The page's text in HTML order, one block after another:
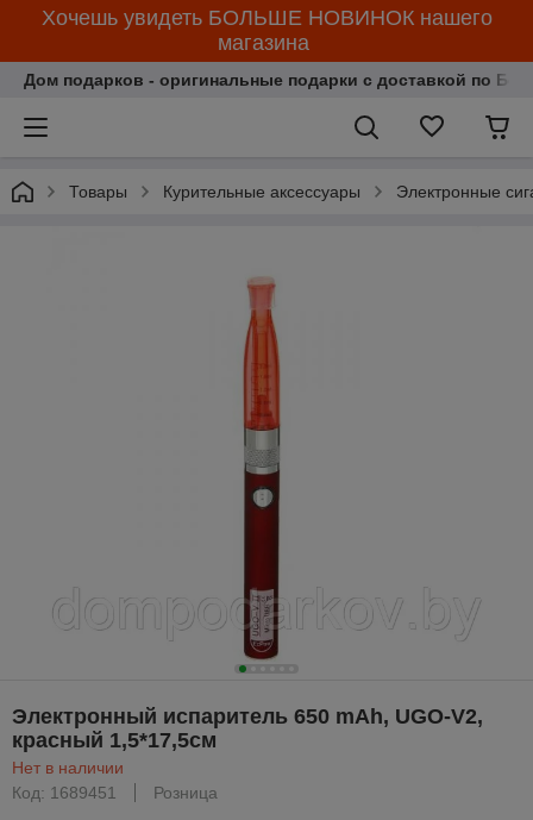
Хочешь увидеть БОЛЬШЕ НОВИНОК нашего
магазина
Дом подарков - оригинальные подарки с доставкой по
Товары Курительные аксессуары Электронные
Электронный испаритель 650 mAh, UGO-V2,
красный 1,5*17,5см
Нет в наличии
Код: 1689451
Розница